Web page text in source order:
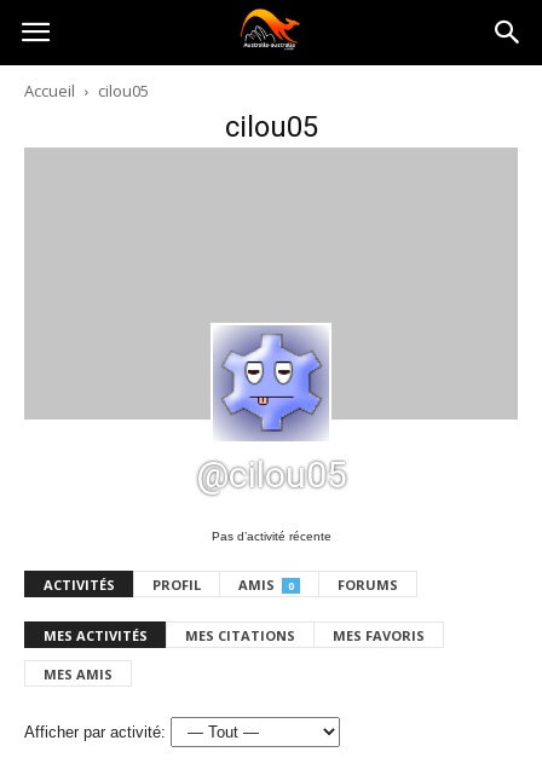
Australia-
australie.com
Accueil cilou05
cilou05
@cilou05
Pas d’activité récente
ACTIVITÉS PROFIL AMIS 0 FORUMS
MES ACTIVITÉS MES CITATIONS MES FAVORIS
MES AMIS
Afficher par activité: